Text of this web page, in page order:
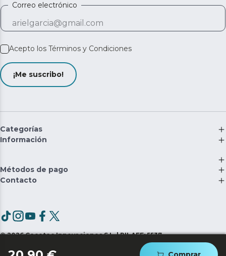
Correo electrónico
Acepto los Términos y Condiciones
¡Me suscribo!
Categorías
Información
Métodos de pago
Contacto
©2026 Cecotec Innovaciones S.L. | RII-AEE: 5537